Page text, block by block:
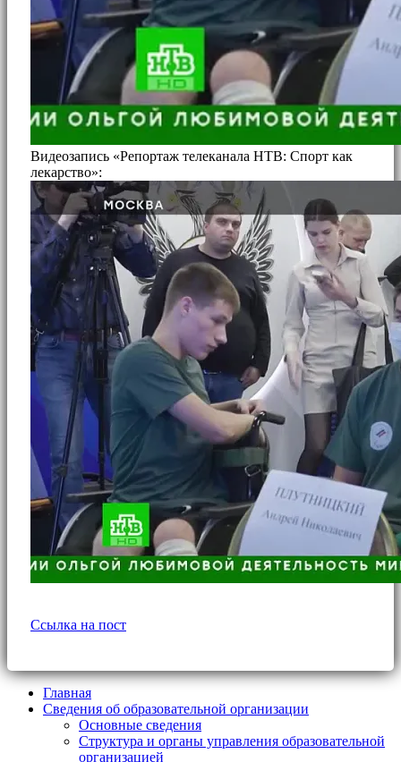
Видеозапись «Репортаж телеканала НТВ: Спорт как
лекарство»:
Ссылка на пост
Главная
Сведения об образовательной организации
Основные сведения
Структура и органы управления образовательной
организацией